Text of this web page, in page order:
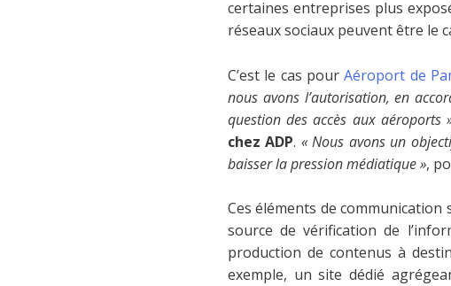
certaines entreprises plus
réseaux sociaux peuvent être le
C’est le cas pourAéroport de
nous avons l’autorisation, en
question des accès aux aéroports
chez ADP. « Nous avons un
baisser la pression médiatique »,
Ces éléments de
source de vérification de
production de contenus à
exemple, un site dédié